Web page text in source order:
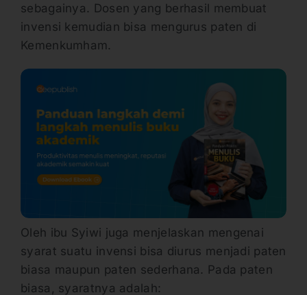
sebagainya. Dosen yang berhasil membuat
invensi kemudian bisa mengurus paten di
Kemenkumham.
Oleh ibu Syiwi juga menjelaskan mengenai
syarat suatu invensi bisa diurus menjadi paten
biasa maupun paten sederhana. Pada paten
biasa, syaratnya adalah: